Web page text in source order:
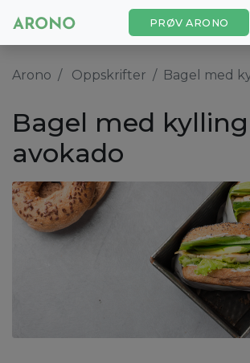
PRØV ARONO
Arono Oppskrifter Bagel med
Bagel med
avokado